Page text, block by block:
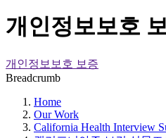
개인정보보호
개인정보보호 보증
Breadcrumb
Home
Our Work
California Health Interview